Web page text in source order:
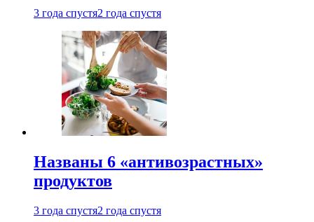
3 года спустя2 года спустя
Названы 6 «антивозрастных»
продуктов
3 года спустя2 года спустя